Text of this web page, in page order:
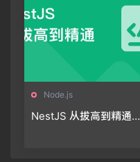
Node.js
NestJS 从拔高到精通，